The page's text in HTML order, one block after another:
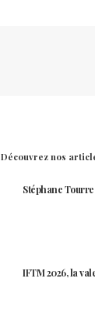
Découvrez nos
Stéphane
IFTM 2026, la